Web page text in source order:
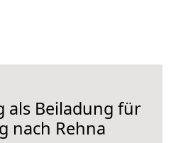
als Beiladung für
nach Rehna